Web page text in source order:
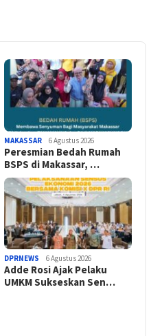
MAKASSAR 6 Agustus 2026
Peresmian Bedah Rumah
BSPS di Makassar, …
DPRNEWS 6 Agustus 2026
Adde Rosi Ajak Pelaku
UMKM Sukseskan Sen…